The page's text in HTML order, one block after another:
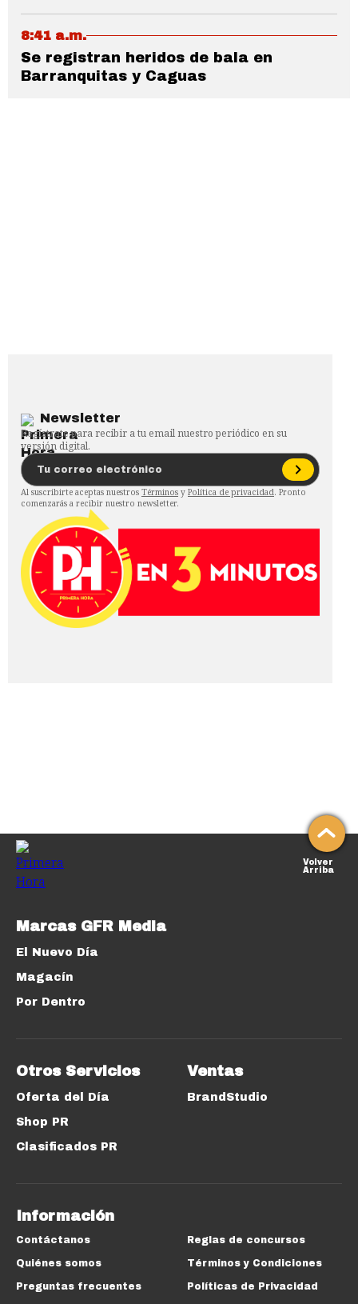
8:41 a.m.
Se registran heridos de bala en
Barranquitas y Caguas
Newsletter
Regístrate para recibir a tu email nuestro periódico en su
versión digital.
Al suscribirte aceptas nuestros Términos y Política de privacidad. Pronto
comenzarás a recibir nuestro newsletter.
Volver
Arriba
Marcas GFR Media
El Nuevo Día
Magacín
Por Dentro
Otros Servicios
Oferta del Día
Shop PR
Clasificados PR
Ventas
BrandStudio
Información
Contáctanos
Quiénes somos
Preguntas frecuentes
Reglas de concursos
Términos y Condiciones
Políticas de Privacidad